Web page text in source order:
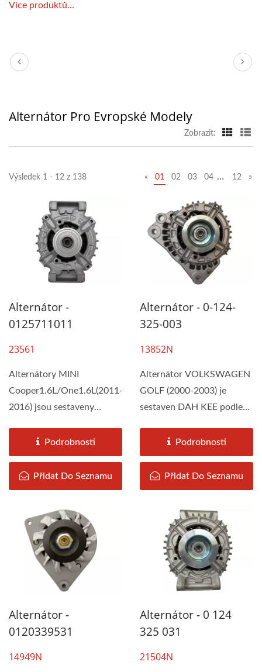
Více produktů...
Alternátor Pro Evropské Modely
Zobrazit:
Výsledek 1 - 12 z 138 « 01 02 03 04 … 12 »
Alternátor -
0125711011
23561
Alternátory MINI
Cooper1.6L/One1.6L(2011-
2016) jsou sestaveny
specifikací...Podrobnosti
Přidat Do Seznamu
Alternátor - 0-124-
325-003
13852N
Alternátor VOLKSWAGEN
GOLF (2000-2003) je
sestaven DAH KEE podle
specifikací,...Podrobnosti
Přidat Do Seznamu
Alternátor -
0120339531
14949N
Alternátor - 0 124
325 031
21504N